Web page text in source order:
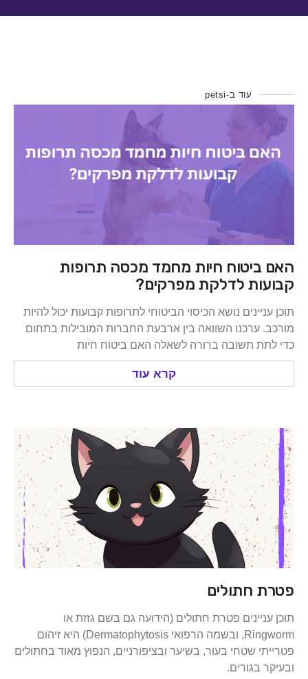
עוד ב-petsi
חיות מחמד מכסה תרופות
לדלקת מפרקים?
נושא הכיסוי הביטוחי לתרופות קבועות יכול להיות
ערכנו השוואה בין ארבעת החברות המובילות בתחום
תשובה ברורה לשאלה האם ביטוח חיות
קרא עוד
חתולים
פטרת חתולים (הידועה גם בשם גזזת או
Ringworm, ובשמה הרפואי Dermatophytosis) היא זיהום
שטחי בעור, בשיער ובציפורניים, הנפוץ מאוד בחתולים
בגורים.